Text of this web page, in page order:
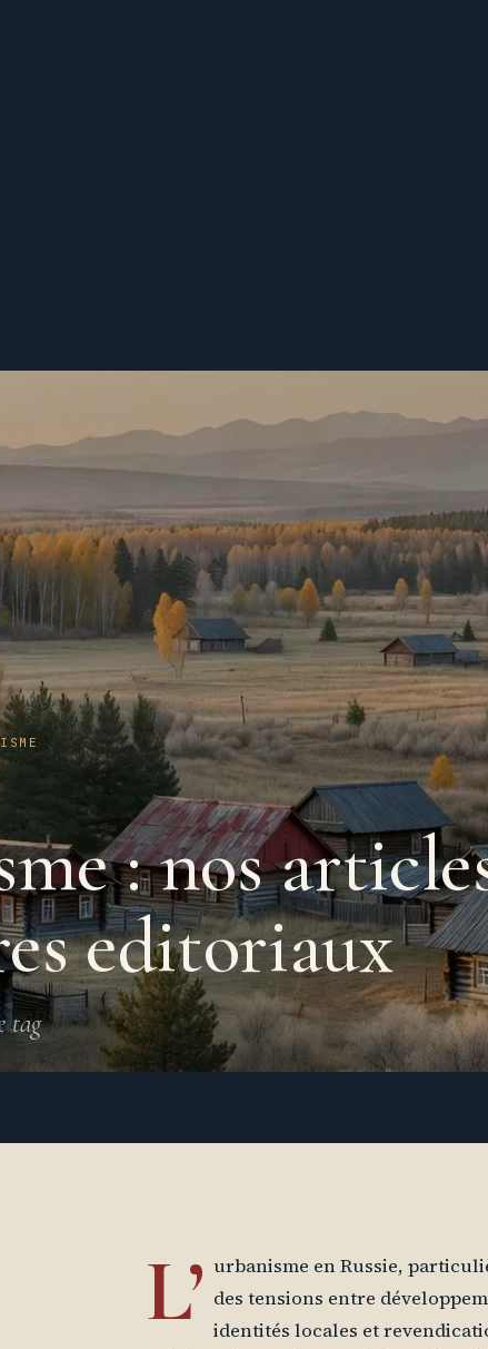
: nos
editoriaux
tag
L’ urbanisme en Russie,
des tensions entre
identités locales et